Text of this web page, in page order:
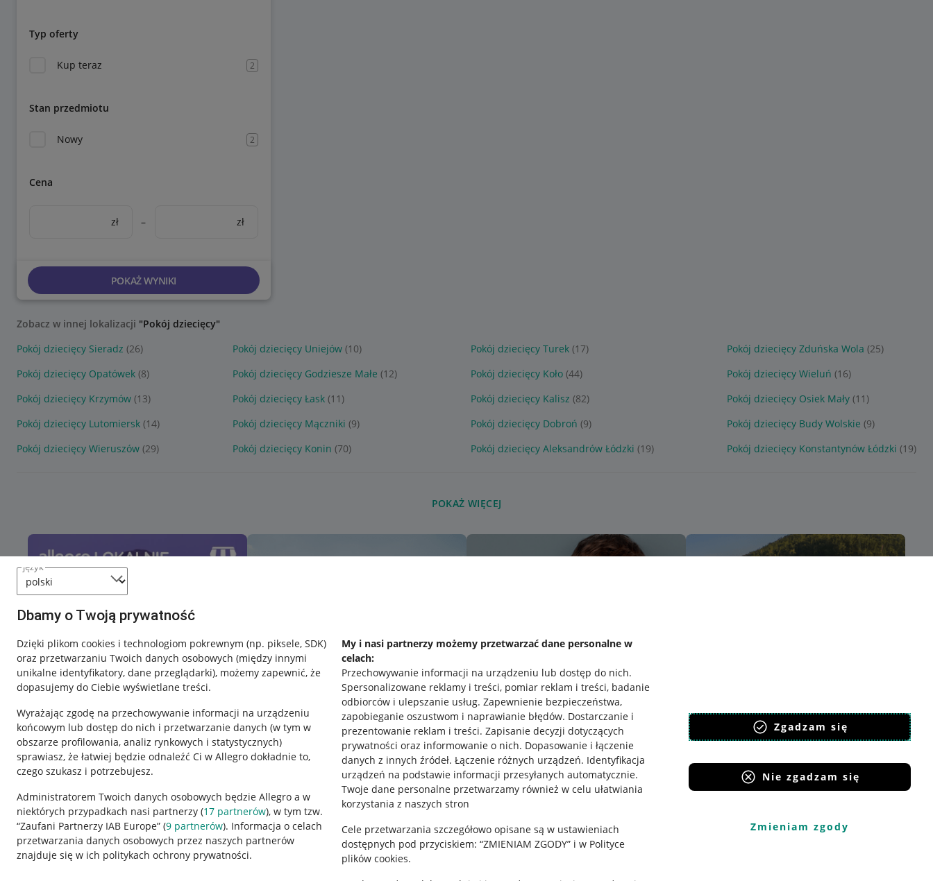
język
Dbamy o Twoją prywatność
Dzięki plikom cookies i technologiom pokrewnym (np. piksele, SDK)
oraz przetwarzaniu Twoich danych osobowych (między innymi
unikalne identyfikatory, dane przeglądarki), możemy zapewnić, że
dopasujemy do Ciebie wyświetlane treści.
Wyrażając zgodę na przechowywanie informacji na urządzeniu
końcowym lub dostęp do nich i przetwarzanie danych (w tym w
obszarze profilowania, analiz rynkowych i statystycznych)
sprawiasz, że łatwiej będzie odnaleźć Ci w Allegro dokładnie to,
czego szukasz i potrzebujesz.
Administratorem Twoich danych osobowych będzie Allegro a w
niektórych przypadkach nasi partnerzy (17 partnerów), w tym tzw.
“Zaufani Partnerzy IAB Europe” (9 partnerów). Informacja o celach
przetwarzania danych osobowych przez naszych partnerów
znajduje się w ich politykach ochrony prywatności.
My i nasi partnerzy możemy przetwarzać dane personalne w
celach:
Przechowywanie informacji na urządzeniu lub dostęp do nich.
Spersonalizowane reklamy i treści, pomiar reklam i treści, badanie
odbiorców i ulepszanie usług. Zapewnienie bezpieczeństwa,
zapobieganie oszustwom i naprawianie błędów. Dostarczanie i
prezentowanie reklam i treści. Zapisanie decyzji dotyczących
prywatności oraz informowanie o nich. Dopasowanie i łączenie
danych z innych źródeł. Łączenie różnych urządzeń. Identyfikacja
urządzeń na podstawie informacji przesyłanych automatycznie.
Twoje dane personalne przetwarzamy również w celu ułatwiania
korzystania z naszych stron
Cele przetwarzania szczegółowo opisane są w ustawieniach
dostępnych pod przyciskiem: “ZMIENIAM ZGODY” i w Polityce
plików cookies.
Zgadzam się
Nie zgadzam się
Zmieniam zgody
Typ oferty
Kup teraz 2
Stan przedmiotu
Nowy 2
Cena
zł – zł
POKAŻ WYNIKI
Zobacz w innej lokalizacji "Pokój dziecięcy"
Pokój dziecięcy Sieradz (26) Pokój dziecięcy Uniejów (10) Pokój dziecięcy Turek (17) Pokój dziecięcy Zduńska Wola (25)
Pokój dziecięcy Opatówek (8) Pokój dziecięcy Godziesze Małe (12) Pokój dziecięcy Koło (44) Pokój dziecięcy Wieluń (16)
Pokój dziecięcy Krzymów (13) Pokój dziecięcy Łask (11) Pokój dziecięcy Kalisz (82) Pokój dziecięcy Osiek Mały (11)
Pokój dziecięcy Lutomiersk (14) Pokój dziecięcy Mączniki (9) Pokój dziecięcy Dobroń (9) Pokój dziecięcy Budy Wolskie (9)
Pokój dziecięcy Wieruszów (29) Pokój dziecięcy Konin (70) Pokój dziecięcy Aleksandrów Łódzki (19) Pokój dziecięcy Konstantynów Łódzki (19)
POKAŻ WIĘCEJ
Nawigacja
Przydatne informacje
Jak to działa
Napisz do nas
Allegro Gadane dla sprzedających
Regulamin
Polityka plików "cookies"
Ustawienia plików "cookies"
Pobierz aplikację